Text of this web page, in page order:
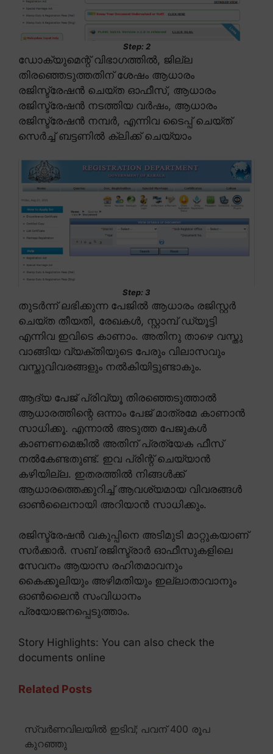
Step: 2
ഡോക്യുമെന്റ് വിഭാഗത്തിൽ, ജില്ല
തിരഞ്ഞെടുത്തതിന് ശേഷം ആധാരം
രജിസ്ട്രേഷൻ ചെയ്ത ഓഫീസ്, ആധാരം
രജിസ്ട്രേഷൻ നടത്തിയ വർഷം, ആധാരം
രജിസ്ട്രേഷൻ നമ്പർ, എന്നിവ ടൈപ്പ് ചെയ്ത്
സെർച്ച് ബട്ടണിൽ ക്ലിക്ക് ചെയ്യാം
Step: 3
തുടർന്ന് ലഭിക്കുന്ന പേജിൽ ആധാരം രജിസ്റ്റർ
ചെയ്ത തീയതി, രേഖകൾ, സ്റ്റാമ്പ് ഡ്യൂട്ടി
എന്നിവ ഇവിടെ കാണാം. അതിനു താഴെ വസ്തു
വാങ്ങിയ വ്യക്തിയുടെ പേരും വിലാസവും
വസ്തുവിവരങ്ങളും നൽകിയിട്ടുണ്ടാകും.
ആദ്യ പേജ് പ്രിവ്യൂ തിരഞ്ഞെടുത്താൽ
ആധാരത്തിന്റെ ഒന്നാം പേജ് മാത്രമേ കാണാൻ
സാധിക്കൂ. എന്നാൽ അടുത്ത പേജുകൾ
കാണണമെങ്കിൽ അതിന് പ്രത്യേക ഫീസ്
നൽകേണ്ടതുണ്ട്. ഇവ പ്രിന്റ് ചെയ്യാൻ
കഴിയില്ല. ഇതരത്തിൽ നിങ്ങൾക്ക്
ആധാരത്തെക്കുറിച്ച് ആവശ്യമായ വിവരങ്ങൾ
ഓൺലൈനായി അറിയാൻ സാധിക്കും.
രജിസ്ട്രേഷൻ വകുപ്പിനെ അടിമുടി മാറ്റുകയാണ്
സർക്കാർ. സബ് രജിസ്ട്രാർ ഓഫീസുകളിലെ
സേവനം ആയാസ രഹിതമാവനും
കൈക്കൂലിയും അഴിമതിയും ഇല്ലാതാവാനും
ഓൺലൈൻ സംവിധാനം
പ്രയോജനപ്പെടുത്താം.
Story Highlights: You can also check the
documents online
Related Posts
സ്വർണവിലയിൽ ഇടിവ്; പവന് 400 രൂപ
കുറഞ്ഞു